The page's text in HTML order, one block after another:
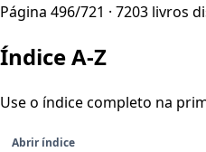
Página 496/721 · 7203 livros
Índice A-Z
Use o índice completo na
Abrir índice